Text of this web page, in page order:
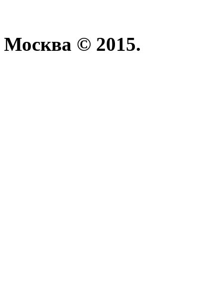
Москва © 2015.